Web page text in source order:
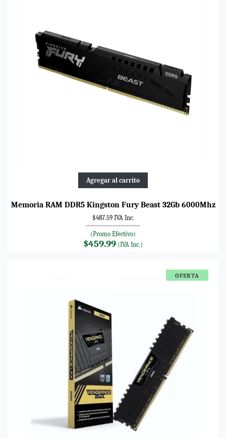
Agregar al carrito
Memoria RAM DDR5 Kingston Fury Beast 32Gb 6000Mhz
$487.59 IVA Inc.
---------------------------
(Promo Efectivo)
$459.99 (IVA Inc.)
OFERTA